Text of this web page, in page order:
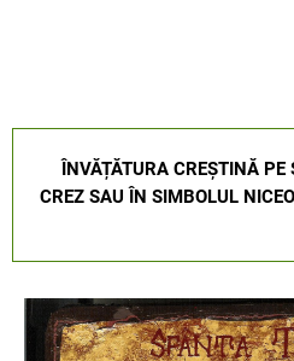
ÎNVĂȚĂTURA CREȘTINĂ PE
CREZ SAU ÎN SIMBOLUL